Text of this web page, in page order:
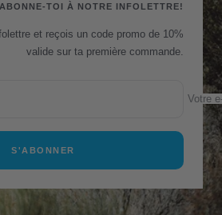
ABONNE-TOI À NOTRE INFOLETTRE!
et reçois un code promo de 10%
valide sur ta première commande.
Votre
S'ABONNER